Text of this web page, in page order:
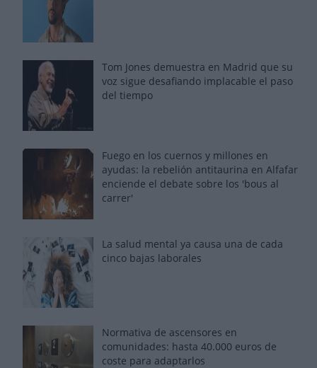
Tom Jones demuestra en Madrid que su
voz sigue desafiando implacable el paso
del tiempo
Fuego en los cuernos y millones en
ayudas: la rebelión antitaurina en Alfafar
enciende el debate sobre los 'bous al
carrer'
La salud mental ya causa una de cada
cinco bajas laborales
Normativa de ascensores en
comunidades: hasta 40.000 euros de
coste para adaptarlos